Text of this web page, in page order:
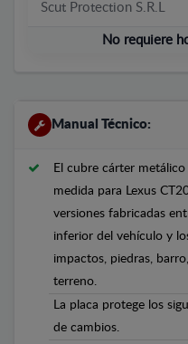
Scut Protection S.R.L
No requiere
Manual Técnico:
El cubre cárter
medida para Lexus
versiones fabricadas
inferior del vehículo y
impactos, piedras,
terreno.
La placa protege los
de cambios.